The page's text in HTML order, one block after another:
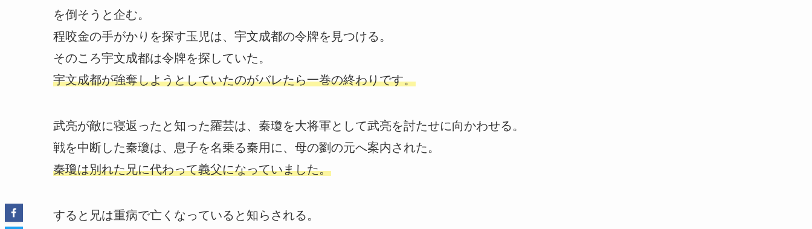
を倒そうと企む。
程咬金の手がかりを探す玉児は、宇文成都の令牌を見つける。
そのころ宇文成都は令牌を探していた。
宇文成都が強奪しようとしていたのがバレたら一巻の終わりです。
武亮が敵に寝返ったと知った羅芸は、秦瓊を大将軍として武亮を討たせに向かわせる。
戦を中断した秦瓊は、息子を名乗る秦用に、母の劉の元へ案内された。
秦瓊は別れた兄に代わって義父になっていました。
すると兄は重病で亡くなっていると知らされる。